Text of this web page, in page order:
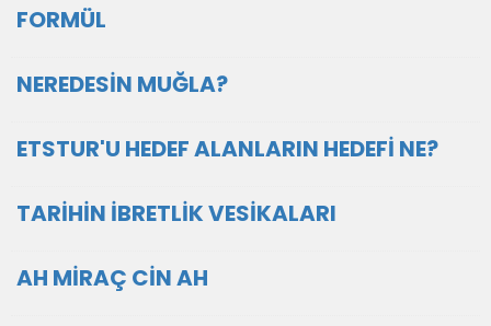
FORMÜL
NEREDESİN MUĞLA?
ETSTUR'U HEDEF ALANLARIN HEDEFİ NE?
TARİHİN İBRETLİK VESİKALARI
AH MİRAÇ CİN AH